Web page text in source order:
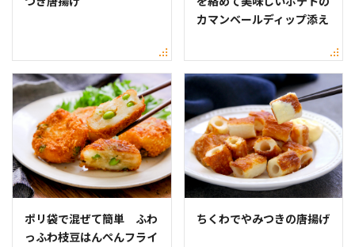
カマンベールディップ添え
ポリ袋で混ぜて簡単 ふわ
っふわ枝豆はんぺんフライ
ちくわでやみつきの唐揚げ